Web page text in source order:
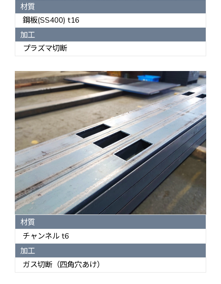
材質
鋼板(SS400) t16
加工
プラズマ切断
材質
チャンネル t6
加工
ガス切断（四角穴あけ）